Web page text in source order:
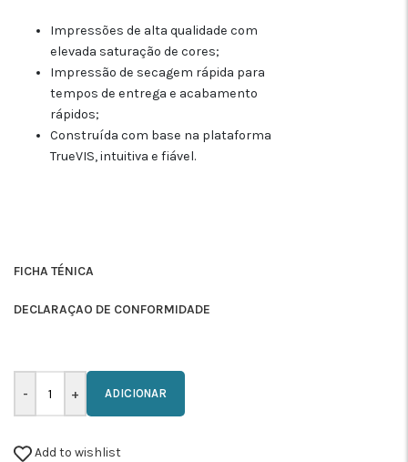
Impressões de alta qualidade com
elevada saturação de cores;
Impressão de secagem rápida para
tempos de entrega e acabamento
rápidos;
Construída com base na plataforma
TrueVIS, intuitiva e fiável.
FICHA TÉNICA
DECLARAÇAO DE CONFORMIDADE
ADICIONAR
Add to wishlist